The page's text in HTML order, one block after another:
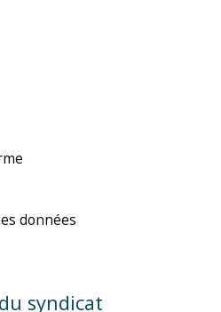
données
syndicat